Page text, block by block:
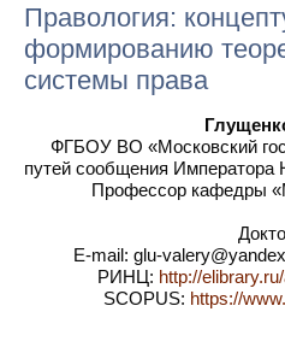
Правология:
формированию
системы права
ФГБОУ ВО «Московский
путей сообщения Императора
Профессор кафедры
E-mail: glu-
РИНЦ: http://
SCOPUS: https://